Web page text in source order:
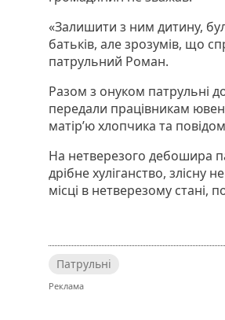
«Залишити з ним дитину,
батьків, але зрозумів, що
патрульний Роман.
Разом з онуком патрульні
передали працівникам
матір’ю хлопчика та
На нетверезого дебошира
дрібне хуліганство, злісну
місці в нетверезому стані,
Патрульні